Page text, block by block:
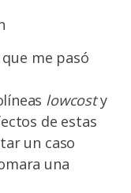
me pasó
lowcosty
de estas
un caso
una